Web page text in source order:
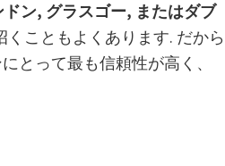
ドン, グラスゴー, またはダブ
こともよくあります. だから
とって最も信頼性が高く、